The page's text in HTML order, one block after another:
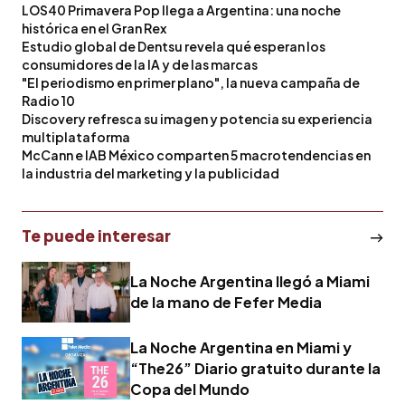
LOS40 Primavera Pop llega a Argentina: una noche
histórica en el Gran Rex
Estudio global de Dentsu revela qué esperan los
consumidores de la IA y de las marcas
"El periodismo en primer plano", la nueva campaña de
Radio 10
Discovery refresca su imagen y potencia su experiencia
multiplataforma
McCann e IAB México comparten 5 macrotendencias en
la industria del marketing y la publicidad
Te puede interesar
La Noche Argentina llegó a Miami
de la mano de Fefer Media
La Noche Argentina en Miami y
“The26” Diario gratuito durante la
Copa del Mundo